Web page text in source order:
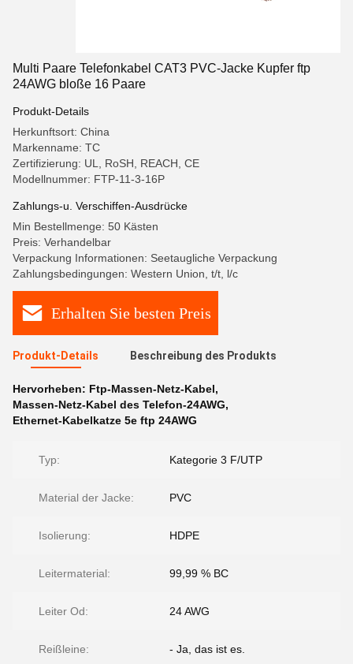
Multi Paare Telefonkabel CAT3 PVC-Jacke Kupfer ftp
24AWG bloße 16 Paare
Produkt-Details
Herkunftsort: China
Markenname: TC
Zertifizierung: UL, RoSH, REACH, CE
Modellnummer: FTP-11-3-16P
Zahlungs-u. Verschiffen-Ausdrücke
Min Bestellmenge: 50 Kästen
Preis: Verhandelbar
Verpackung Informationen: Seetaugliche Verpackung
Zahlungsbedingungen: Western Union, t/t, l/c
Erhalten Sie besten Preis
Produkt-Details Beschreibung des Produkts
Hervorheben: Ftp-Massen-Netz-Kabel,
Massen-Netz-Kabel des Telefon-24AWG,
Ethernet-Kabelkatze 5e ftp 24AWG
Typ: Kategorie 3 F/UTP
Material der Jacke: PVC
Isolierung: HDPE
Leitermaterial: 99,99 % BC
Leiter Od: 24 AWG
Reißleine: - Ja, das ist es.